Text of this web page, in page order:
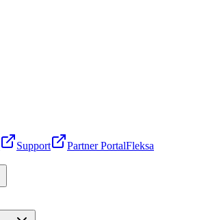
Support Partner PortalFleksa